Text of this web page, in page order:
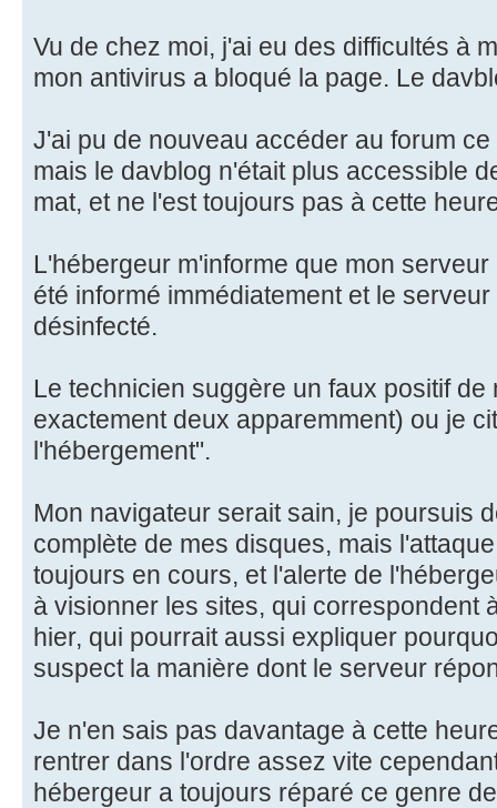
Vu de chez moi, j'ai eu des difficultés à
mon antivirus a bloqué la page. Le
J'ai pu de nouveau accéder au forum
mais le davblog n'était plus accessible
mat, et ne l'est toujours pas à cette
L'hébergeur m'informe que mon
été informé immédiatement et le
désinfecté.
Le technicien suggère un faux positif
exactement deux apparemment) ou je
l'hébergement".
Mon navigateur serait sain, je poursuis
complète de mes disques, mais
toujours en cours, et l'alerte de
à visionner les sites, qui correspondent
hier, qui pourrait aussi expliquer
suspect la manière dont le serveur
Je n'en sais pas davantage à cette
rentrer dans l'ordre assez vite
hébergeur a toujours réparé ce genre